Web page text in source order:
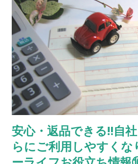
デイズルークス ニッサン 黒 NEW‼ 背
２年車検付！ 7 デイズ ニッサン 銀 走
シスエポック トヨタ 白 走行５万キロ！
にも私用にも！ 9 クリッパー ニッサン
ン！お仕事の車お探しの方 10 デイズ
ビ、TV、ドライブレコーダー！ 11 フリ
人乗り！両側スライドドア！ 12 N-BOX
様で後席付き！通常車両としてもスライ
BOX スズキ 茶 NEW‼ 2年車検付でお
ブリィ スズキ 白 売約済 人気の軽商用
ハツ 金 売約済 スライドドアで絶大な
銀 根強い人気のコンパクトカー！（普
安心・返品できる‼自
らにご利用しやすくな